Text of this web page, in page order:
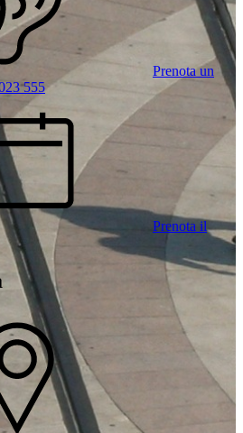
Prenota un
555
Prenota il